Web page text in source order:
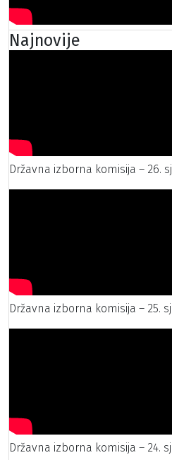
Najnovije
Državna izborna komisija – 26.
Državna izborna komisija – 25.
Državna izborna komisija – 24.